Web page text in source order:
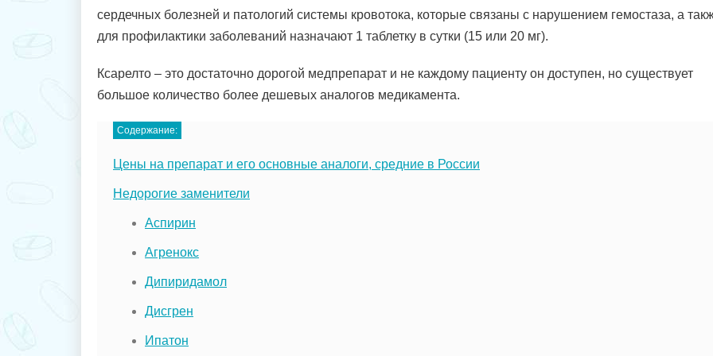
сердечных болезней и патологий системы кровотока, которые связаны с нарушением гемостаза, а
для профилактики заболеваний назначают 1 таблетку в сутки (15 или 20 мг).
Ксарелто – это достаточно дорогой медпрепарат и не каждому пациенту он доступен, но существует
большое количество более дешевых аналогов медикамента.
Содержание:
Цены на препарат и его основные аналоги, средние в России
Недорогие заменители
Аспирин
Агренокс
Дипиридамол
Дисгрен
Ипатон